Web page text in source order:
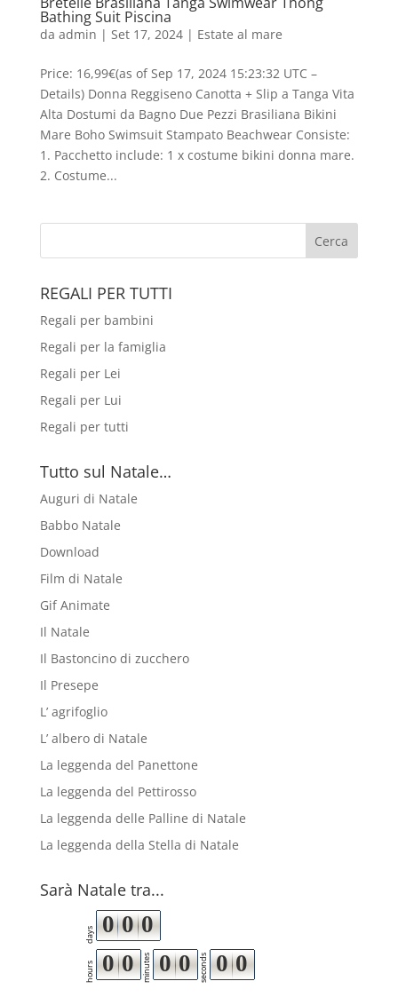
Bathing Suit Piscina
da admin | Set 17, 2024| Estate al mare
Price: 16,99€(as of Sep 17, 2024 15:23:32 UTC –
Details) Donna Reggiseno Canotta + Slip a Tanga Vita
Alta Dostumi da Bagno Due Pezzi Brasiliana Bikini
Mare Boho Swimsuit Stampato Beachwear Consiste:
1. Pacchetto include: 1 x costume bikini donna mare.
2. Costume...
REGALI PER TUTTI
Regali per bambini
Regali per la famiglia
Regali per Lei
Regali per Lui
Regali per tutti
Tutto sul Natale…
Auguri di Natale
Babbo Natale
Download
Film di Natale
Gif Animate
Il Natale
Il Bastoncino di zucchero
Il Presepe
L’ agrifoglio
L’ albero di Natale
La leggenda del Panettone
La leggenda del Pettirosso
La leggenda delle Palline di Natale
La leggenda della Stella di Natale
Sarà Natale tra...
days 0 0 0
hours 0 0 minutes 0 0 seconds 0 0